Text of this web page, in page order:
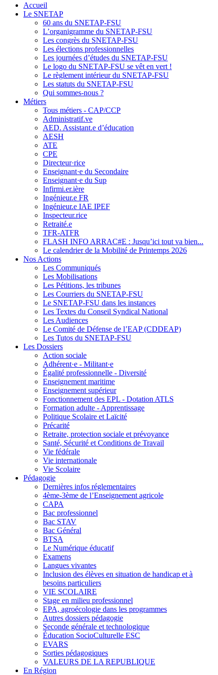
Accueil
Le SNETAP
60 ans du SNETAP-FSU
L’organigramme du SNETAP-FSU
Les congrès du SNETAP-FSU
Les élections professionnelles
Les journées d’études du SNETAP-FSU
Le logo du SNETAP-FSU se vêt en vert !
Le règlement intérieur du SNETAP-FSU
Les statuts du SNETAP-FSU
Qui sommes-nous ?
Métiers
Tous métiers - CAP/CCP
Administratif.ve
AED. Assistant.e d’éducation
AESH
ATE
CPE
Directeur·rice
Enseignant·e du Secondaire
Enseignant·e du Sup
Infirmi.er.ière
Ingénieur.e FR
Ingénieur.e IAE IPEF
Inspecteur.rice
Retraité.e
TFR-ATFR
FLASH INFO ARRAC#E : Jusqu’ici tout va bien...
Le calendrier de la Mobilité de Printemps 2026
Nos Actions
Les Communiqués
Les Mobilisations
Les Pétitions, les tribunes
Les Courriers du SNETAP-FSU
Le SNETAP-FSU dans les instances
Les Textes du Conseil Syndical National
Les Audiences
Le Comité de Défense de l’EAP (CDDEAP)
Les Tutos du SNETAP-FSU
Les Dossiers
Action sociale
Adhérent·e - Militant·e
Égalité professionnelle - Diversité
Enseignement maritime
Enseignement supérieur
Fonctionnement des EPL - Dotation ATLS
Formation adulte - Apprentissage
Politique Scolaire et Laïcité
Précarité
Retraite, protection sociale et prévoyance
Santé, Sécurité et Conditions de Travail
Vie fédérale
Vie internationale
Vie Scolaire
Pédagogie
Dernières infos réglementaires
4ème-3ème de l’Enseignement agricole
CAPA
Bac professionnel
Bac STAV
Bac Général
BTSA
Le Numérique éducatif
Examens
Langues vivantes
Inclusion des élèves en situation de handicap et à
besoins particuliers
VIE SCOLAIRE
Stage en milieu professionnel
EPA, agroécologie dans les programmes
Autres dossiers pédagogie
Seconde générale et technologique
Éducation SocioCulturelle ESC
EVARS
Sorties pédagogiques
VALEURS DE LA REPUBLIQUE
En Région